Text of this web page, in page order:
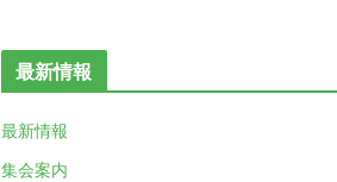
最新情報
最新情報
集会案内